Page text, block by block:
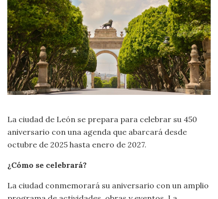
La ciudad de León se prepara para celebrar su 450
aniversario con una agenda que abarcará desde
octubre de 2025 hasta enero de 2027.
¿Cómo se celebrará?
La ciudad conmemorará su aniversario con un amplio